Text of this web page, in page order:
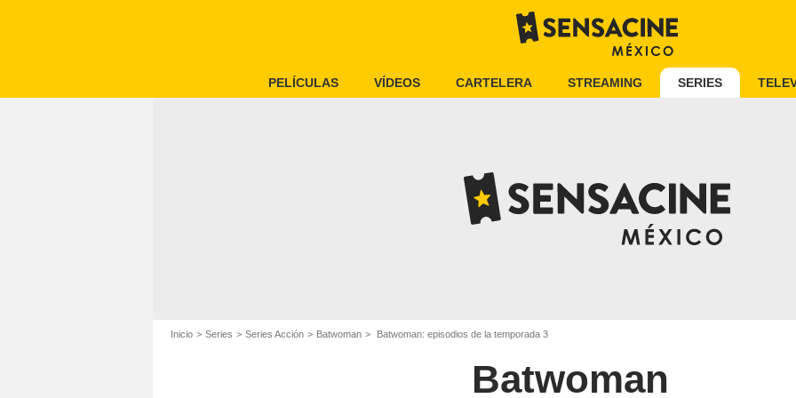
PELÍCULAS VÍDEOS CARTELERA STREAMING SERIES
Inicio Series Series Acción Batwoman Batwoman: episodios de la temporada 3
Batwoman